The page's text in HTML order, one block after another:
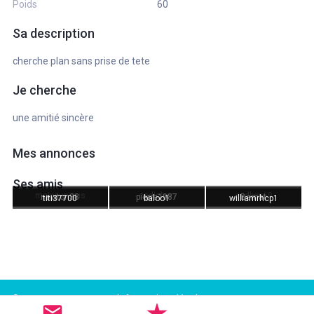
Poids
60
Sa description
cherche plan sans prise de tete
Je cherche
une amitié sincère
Mes annonces
Ses amis
moipourvous cadichon cedboy69
newton38 pierre1987 Bernat
titi37700 baloo1 williamrhcp1
Support
Informations légales